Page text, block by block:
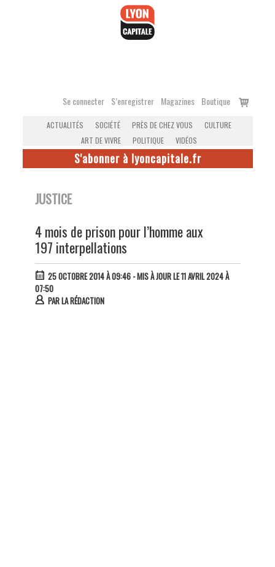
Se connecter S’enregistrer Magazines Boutique
Voir
ACTUALITÉS SOCIÉTÉ PRÈS DE CHEZ VOUS
CULTURE
ART DE VIVRE
POLITIQUE VIDÉOS
S'abonner à lyoncapitale.fr
JUSTICE
4 mois de prison pour l’homme aux
197 interpellations
25 OCTOBRE 2014 À 09:46- MIS À JOUR LE 11 AVRIL 2024 À
07:50
PARLA RÉDACTION